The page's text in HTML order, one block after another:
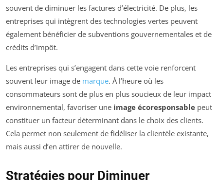
souvent de diminuer les factures d’électricité. De plus, les
entreprises qui intègrent des technologies vertes peuvent
également bénéficier de subventions gouvernementales et de
crédits d’impôt.
Les entreprises qui s’engagent dans cette voie renforcent
souvent leur image de marque. À l’heure où les
consommateurs sont de plus en plus soucieux de leur impact
environnemental, favoriser une image écoresponsable peut
constituer un facteur déterminant dans le choix des clients.
Cela permet non seulement de fidéliser la clientèle existante,
mais aussi d’en attirer de nouvelle.
Stratégies pour Diminuer